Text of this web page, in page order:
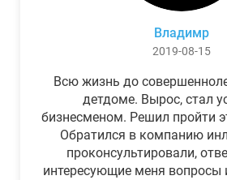
Владимр
2019-08-15
Всю жизнь до
детдоме. Вырос, стал
бизнесменом. Решил пройти
Обратился в компанию
проконсультировали,
интересующие меня вопросы